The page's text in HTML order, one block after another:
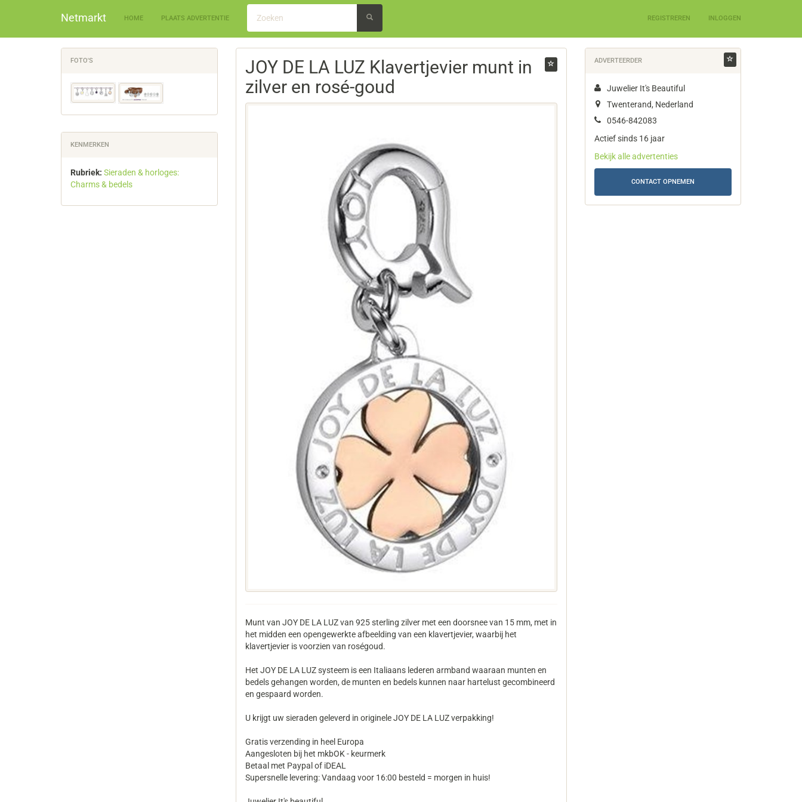
Netmarkt HOME PLAATS ADVERTENTIE REGISTREREN INLOGGEN
JOY DE LA LUZ Klavertjevier munt in
zilver en rosé-goud
Munt van JOY DE LA LUZ van 925 sterling zilver met een doorsnee van 15 mm, met in
het midden een opengewerkte afbeelding van een klavertjevier, waarbij het
klavertjevier is voorzien van roségoud.
Het JOY DE LA LUZ systeem is een Italiaans lederen armband waaraan munten en
bedels gehangen worden, de munten en bedels kunnen naar hartelust gecombineerd
en gespaard worden.
U krijgt uw sieraden geleverd in originele JOY DE LA LUZ verpakking!
Gratis verzending in heel Europa
Aangesloten bij het mkbOK - keurmerk
Betaal met Paypal of iDEAL
Supersnelle levering: Vandaag voor 16:00 besteld = morgen in huis!
FOTO'S
KENMERKEN
Rubriek: Sieraden & horloges:
Charms & bedels
ADVERTEERDER
Juwelier It's Beautiful
Twenterand, Nederland
0546-842083
Actief sinds 16 jaar
Bekijk alle advertenties
CONTACT OPNEMEN